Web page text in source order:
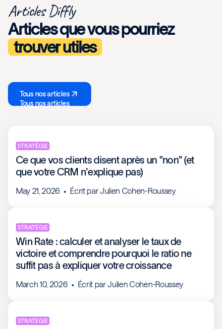
Articles Diffly
Articles que vous pourriez
trouver utiles
Tous nos articles
Tous nos articles
STRATÉGIE
Ce que vos clients disent après un "non" (et
que votre CRM n'explique pas)
May 21, 2026 Écrit parJulien Cohen-Roussey
STRATÉGIE
Win Rate : calculer et analyser le taux de
victoire et comprendre pourquoi le ratio ne
suffit pas à expliquer votre croissance
March 10, 2026 Écrit parJulien Cohen-Roussey
STRATÉGIE